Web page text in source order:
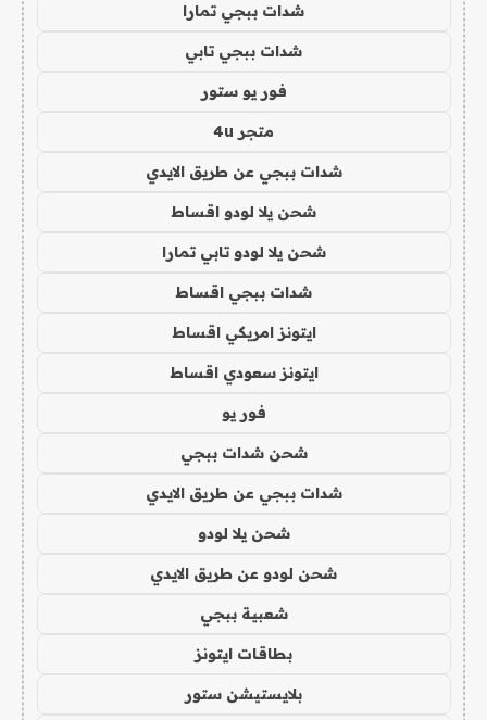
شدات ببجي تمارا
شدات ببجي تابي
فور يو ستور
متجر 4u
شدات ببجي عن طريق الايدي
شحن يلا لودو اقساط
شحن يلا لودو تابي تمارا
شدات ببجي اقساط
ايتونز امريكي اقساط
ايتونز سعودي اقساط
فور يو
شحن شدات ببجي
شدات ببجي عن طريق الايدي
شحن يلا لودو
شحن لودو عن طريق الايدي
شعبية ببجي
بطاقات ايتونز
بلايستيشن ستور